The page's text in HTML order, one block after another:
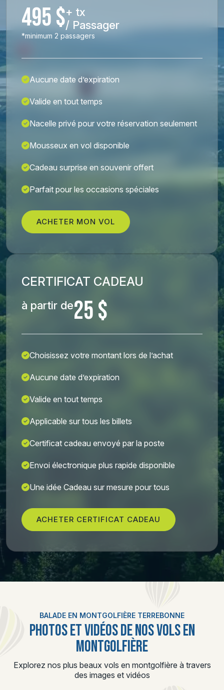
495 $+ tx
/ Passager
*minimum 2 passagers
Aucune date d’expiration
Valide en tout temps
Nacelle privé pour votre réservation seulement
Mousseux en vol disponible
Cadeau surprise en souvenir offert
Parfait pour les occasions spéciales
ACHETER MON VOL
CERTIFICAT CADEAU
à partir de25 $
Choisissez votre montant lors de l’achat
Aucune date d’expiration
Valide en tout temps
Applicable sur tous les billets
Certificat cadeau envoyé par la poste
Envoi électronique plus rapide disponible
Une idée Cadeau sur mesure pour tous
ACHETER CERTIFICAT CADEAU
BALADE EN MONTGOLFIÈRE TERREBONNE
PHOTOS ET VIDÉOS DE NOS VOLS EN
MONTGOLFIÈRE
Explorez nos plus beaux vols en montgolfière à travers
des images et vidéos